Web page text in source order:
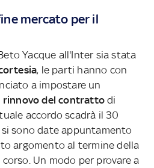
mercato per il
Yacque all'Inter sia stata
, le parti hanno con
a impostare un
rinnovo del contratto di
accordo scadrà il 30
sono date appuntamento
argomento al termine della
Un modo per provare a